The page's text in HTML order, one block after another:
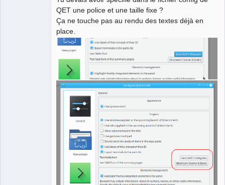
QET une police et une taille fixe ?
Ça ne touche pas au rendu des textes déjà en
place.